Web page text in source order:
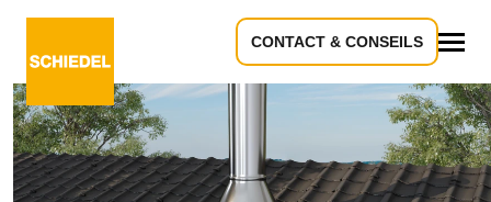
CONTACT & CONSEILS